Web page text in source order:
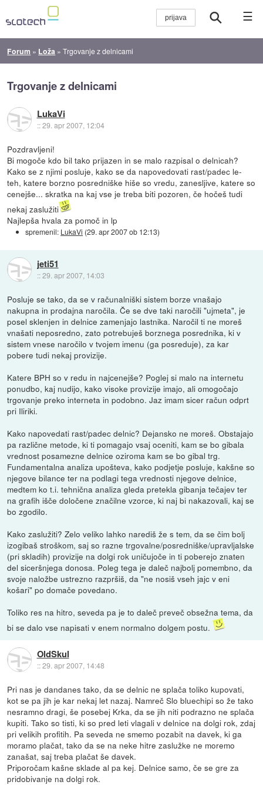
☰
Forum » Loža »Trgovanje z delnicami
Trgovanje z delnicami
LukaVi
::29. apr 2007, 12:04
Pozdravljeni!
Bi mogoče kdo bil tako prijazen in se malo razpisal o delnicah?
Kako se z njimi posluje, kako se da napovedovati rast/padec le-
teh, katere borzno posredniške hiše so vredu, zanesljive, katere so
cenejše... skratka na kaj vse je treba biti pozoren, če hočeš tudi
nekaj zaslužiti
Najlepša hvala za pomoč in lp
spremenil: LukaVi (29. apr 2007 ob 12:13)
jeti51
::29. apr 2007, 14:03
Posluje se tako, da se v računalniški sistem borze vnašajo
nakupna in prodajna naročila. Če se dve taki naročili "ujmeta", je
posel sklenjen in delnice zamenjajo lastnika. Naročil ti ne moreš
vnašati neposredno, zato potrebuješ borznega posrednika, ki v
sistem vnese naročilo v tvojem imenu (ga posreduje), za kar
pobere tudi nekaj provizije.
Katere BPH so v redu in najcenejše? Poglej si malo na internetu
ponudbo, kaj nudijo, kako visoke provizije imajo, ali omogočajo
trgovanje preko interneta in podobno. Jaz imam sicer račun odprt
pri Iliriki.
Kako napovedati rast/padec delnic? Dejansko ne moreš. Obstajajo
pa različne metode, ki ti pomagajo vsaj oceniti, kam se bo gibala
vrednost posamezne delnice oziroma kam se bo gibal trg.
Fundamentalna analiza upošteva, kako podjetje posluje, kakšne so
njegove bilance ter na podlagi tega vrednosti njegove delnice,
medtem ko t.i. tehnična analiza gleda pretekla gibanja tečajev ter
na grafih išče določene značilne vzorce, ki naj bi nakazovali, kaj se
bo zgodilo.
Kako zaslužiti? Zelo veliko lahko narediš že s tem, da se čim bolj
izogibaš stroškom, saj so razne trgovalne/posredniške/upravljalske
(pri skladih) provizije na dolgi rok uničujoče in ti poberejo znaten
del siceršnjega donosa. Poleg tega je daleč najbolj pomembno, da
svoje naložbe ustrezno razpršiš, da "ne nosiš vseh jajc v eni
košari" po domače povedano.
Toliko res na hitro, seveda pa je to daleč preveč obsežna tema, da
bi se dalo vse napisati v enem normalno dolgem postu.
OldSkul
::29. apr 2007, 14:48
Pri nas je dandanes tako, da se delnic ne splača toliko kupovati,
kot se pa jih je kar nekaj let nazaj. Namreč Slo bluechipi so že tako
nesramno dragi, še posebej Krka, da se jih niti podrazno ne splača
kupiti. Tako so tisti, ki so pred leti vlagali v delnice na dolgi rok, zdaj
pri velikih profitih. Pa seveda ne smemo pozabit na davek, ki ga
moramo plačat, tako da se na neke hitre zaslužke ne moremo
zanašat, saj treba plačat še davek.
Priporočam kašne sklade al pa kej. Delnice samo, če se gre za
pridobivanje na dolgi rok.